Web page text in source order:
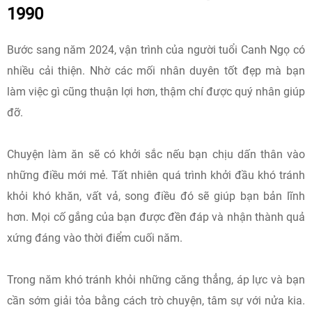
1990
Bước sang năm 2024, vận trình của người tuổi Canh Ngọ có
nhiều cải thiện. Nhờ các mối nhân duyên tốt đẹp mà bạn
làm việc gì cũng thuận lợi hơn, thậm chí được quý nhân giúp
đỡ.
Chuyện làm ăn sẽ có khởi sắc nếu bạn chịu dấn thân vào
những điều mới mẻ. Tất nhiên quá trình khởi đầu khó tránh
khỏi khó khăn, vất vả, song điều đó sẽ giúp bạn bản lĩnh
hơn. Mọi cố gắng của bạn được đền đáp và nhận thành quả
xứng đáng vào thời điểm cuối năm.
Trong năm khó tránh khỏi những căng thẳng, áp lực và bạn
cần sớm giải tỏa bằng cách trò chuyện, tâm sự với nửa kia.